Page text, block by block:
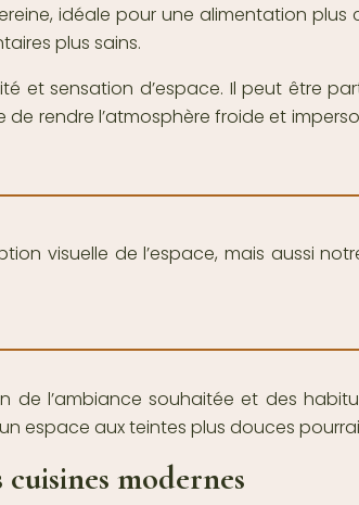
idéale pour une alimentation
plus sains.
et sensation d’espace. Il peut être
rendre l’atmosphère froide et
visuelle de l’espace, mais aussi
l’ambiance souhaitée et des
espace aux teintes plus douces
modernes